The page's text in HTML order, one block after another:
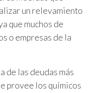
un relevamiento
que muchos de
o empresas de la
de las deudas más
provee los químicos